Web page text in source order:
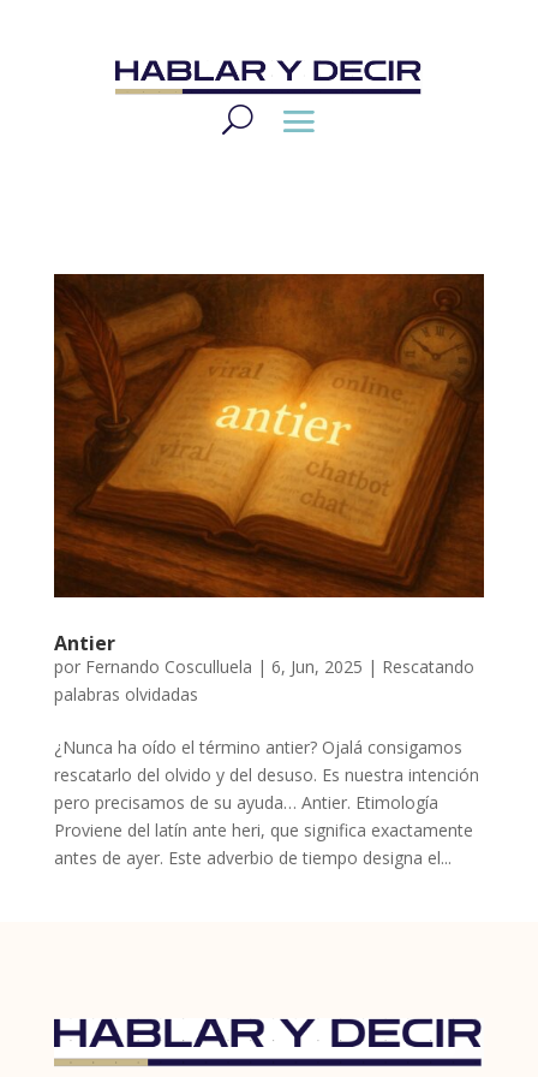
Antier
por Fernando Cosculluela | 6, Jun, 2025 | Rescatando
palabras olvidadas
¿Nunca ha oído el término antier? Ojalá consigamos
rescatarlo del olvido y del desuso. Es nuestra intención
pero precisamos de su ayuda… Antier. Etimología
Proviene del latín ante heri, que significa exactamente
antes de ayer. Este adverbio de tiempo designa el...